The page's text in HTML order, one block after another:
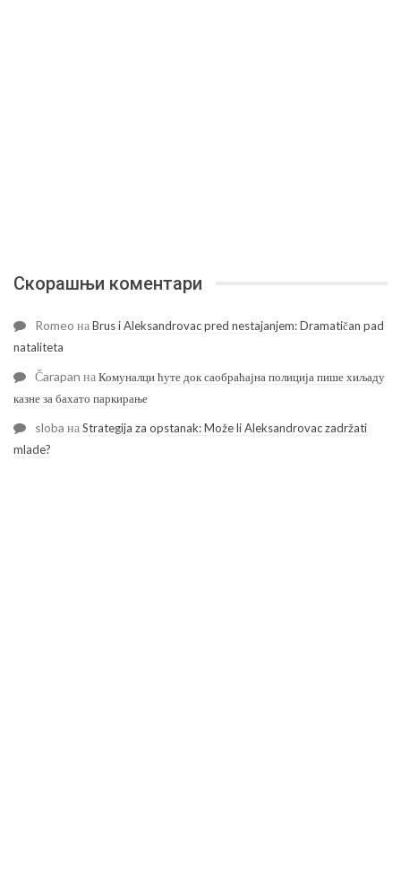
Скорашњи коментари
Romeo наBrus i Aleksandrovac pred nestajanjem: Dramatičan pad
nataliteta
Čarapan наКомуналци ћуте док саобраћајна полиција пише хиљаду
казне за бахато паркирање
sloba наStrategija za opstanak: Može li Aleksandrovac zadržati
mlade?